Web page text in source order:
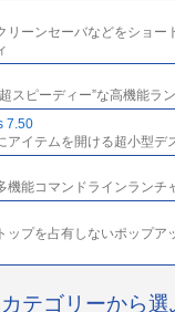
リーンセーバなどをショー
スピーディー”な高機能ラ
7.50
アイテムを開ける超小型デ
機能コマンドラインランチ
ップを占有しないポップア
カテゴリーから選